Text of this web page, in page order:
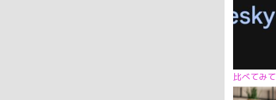
比べてみて